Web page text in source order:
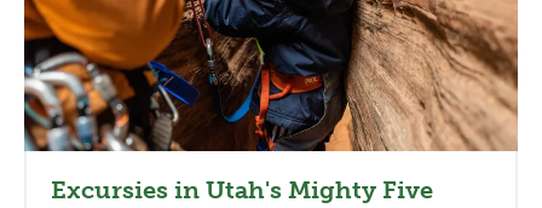
Excursies in Utah's Mighty Five